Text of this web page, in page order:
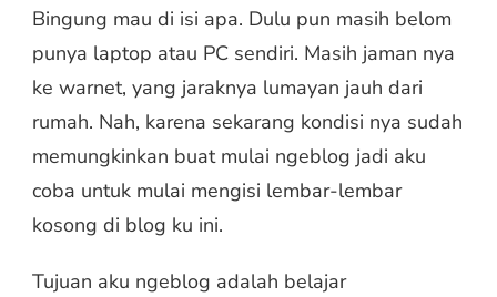
Bingung mau di isi apa. Dulu pun masih belom
punya laptop atau PC sendiri. Masih jaman nya
ke warnet, yang jaraknya lumayan jauh dari
rumah. Nah, karena sekarang kondisi nya sudah
memungkinkan buat mulai ngeblog jadi aku
coba untuk mulai mengisi lembar-lembar
kosong di blog ku ini.
Tujuan aku ngeblog adalah belajar